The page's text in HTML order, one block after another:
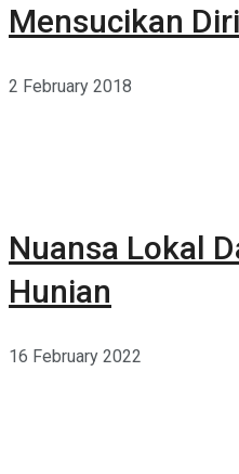
Mensucikan Diri
2 February 2018
Nuansa Lokal
Hunian
16 February 2022